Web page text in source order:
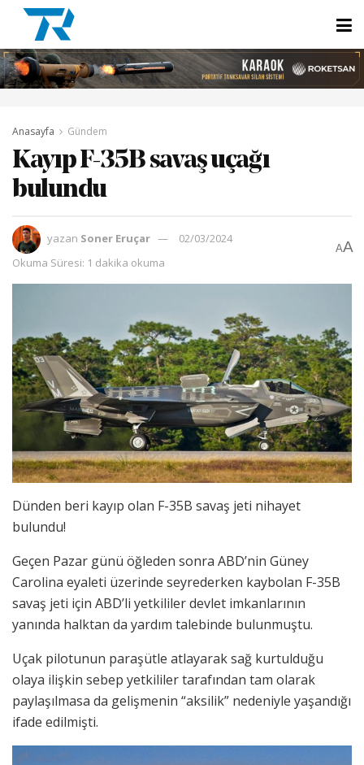
Anasayfa Gündem
Kayıp F-35B savaş uçağı
bulundu
yazan Soner Eruçar
02/03/2024
Okuma Süresi: 1 dakika okuma
AA
Dünden beri kayıp olan F-35B savaş jeti nihayet
bulundu!
Geçen Pazar günü öğleden sonra ABD’nin Güney
Carolina eyaleti üzerinde seyrederken kaybolan F-35B
savaş jeti için ABD’li yetkililer devlet imkanlarının
yanında halktan da yardım talebinde bulunmuştu.
Uçak pilotunun paraşütle atlayarak sağ kurtulduğu
olaya ilişkin sebep yetkililer tarafından tam olarak
paylaşılmasa da gelişmenin “aksilik” nedeniyle yaşandığı
ifade edilmişti.